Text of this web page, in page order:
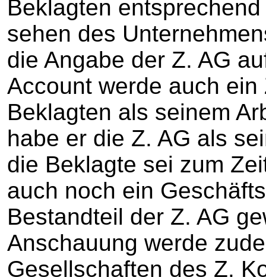
Beklagten
sehen des
die Angabe der Z. AG
Account werde auch
Beklagten als seinem
habe er die Z. AG als
die Beklagte sei zum
auch noch ein
Bestandteil der Z. AG
Anschauung werde
Gesellschaften des Z.